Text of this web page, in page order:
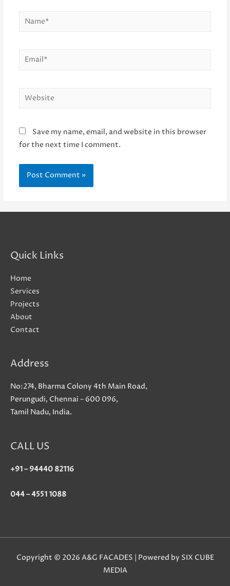
Name*
Email*
Website
Save my name, email, and website in this browser
for the next time I comment.
Quick Links
Home
Services
Projects
About
Contact
Address
No:274, Bharma Colony 4th Main Road,
Perungudi, Chennai – 600 096,
Tamil Nadu, India.
CALL US
+91 – 94440 82116
044 – 4551 1088
Copyright © 2026 A&G FACADES | Powered by SIX CUBE
MEDIA